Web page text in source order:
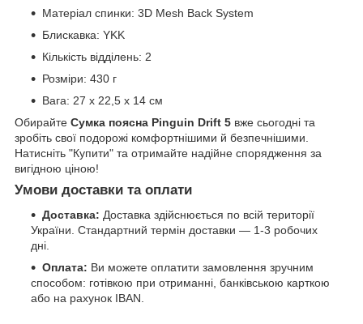
Матеріал спинки: 3D Mesh Back System
Блискавка: YKK
Кількість відділень: 2
Розміри: 430 г
Вага: 27 x 22,5 x 14 см
Обирайте Сумка поясна Pinguin Drift 5 вже сьогодні та
зробіть свої подорожі комфортнішими й безпечнішими.
Натисніть "Купити" та отримайте надійне спорядження за
вигідною ціною!
Умови доставки та оплати
Доставка: Доставка здійснюється по всій території
України. Стандартний термін доставки — 1-3 робочих
дні.
Оплата: Ви можете оплатити замовлення зручним
способом: готівкою при отриманні, банківською карткою
або на рахунок IBAN.